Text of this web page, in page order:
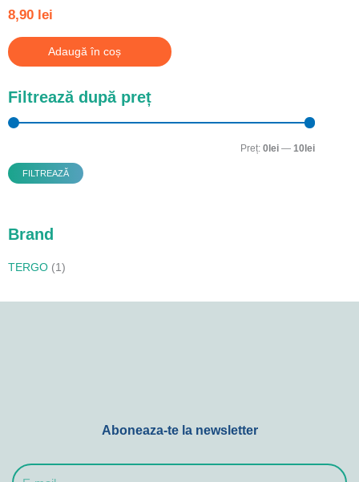
Filtrează după preț
minim
maxim
FILTREAZĂ
Preț:0lei — 10lei
Brand
TERGO (1)
8,90 lei
Adaugă în coș
Aboneaza-te la newsletter
E-